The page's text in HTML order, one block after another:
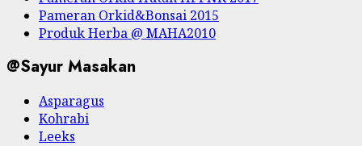
Pameran Orkid&Bonsai 2015
Produk Herba @ MAHA2010
@Sayur Masakan
Asparagus
Kohrabi
Leeks